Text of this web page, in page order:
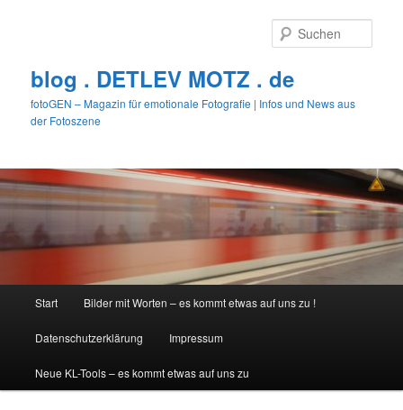
blog . DETLEV MOTZ . de
fotoGEN – Magazin für emotionale Fotografie | Infos und News aus
der Fotoszene
Start Bilder mit Worten – es kommt etwas auf uns zu !
Datenschutzerklärung Impressum
Neue KL-Tools – es kommt etwas auf uns zu